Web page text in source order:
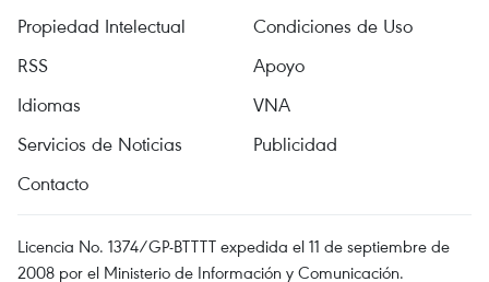
Propiedad Intelectual
Condiciones de Uso
RSS
Apoyo
Idiomas
VNA
Servicios de Noticias
Publicidad
Contacto
Licencia No. 1374/GP-BTTTT expedida el 11 de septiembre de
2008 por el Ministerio de Información y Comunicación.